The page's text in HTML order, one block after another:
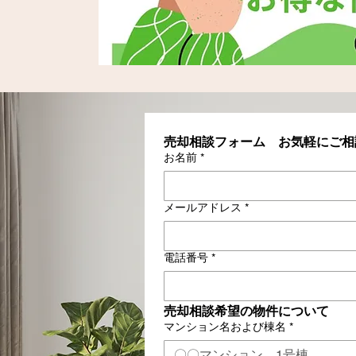
売却相談フォーム　お気軽にご
お名前 *
メールアドレス *
電話番号 *
売却相談希望の物件について
マンション名および棟名 *